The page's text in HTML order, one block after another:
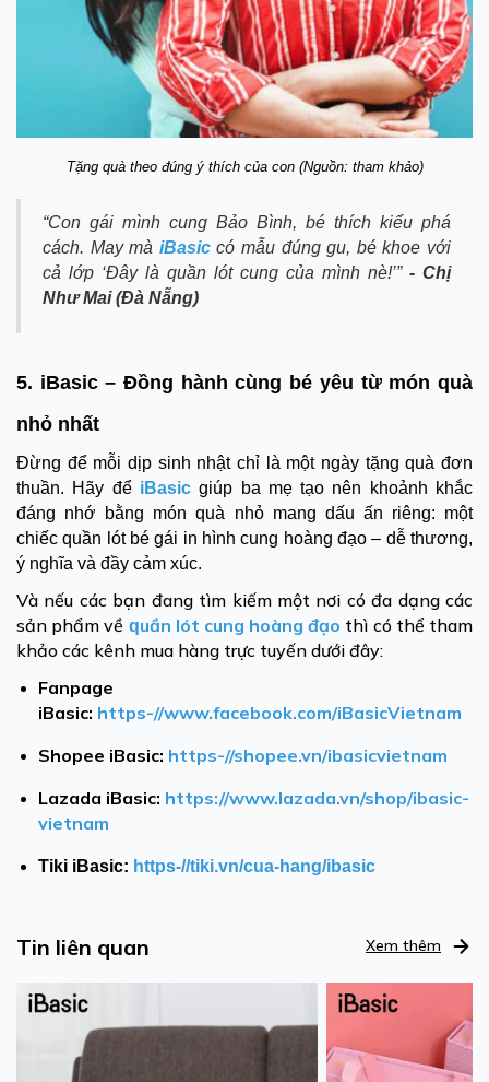
Tặng quà theo đúng ý thích của con (Nguồn: tham khảo)
“Con gái mình cung Bảo Bình, bé thích kiểu phá
cách. May mà iBasiccó mẫu đúng gu, bé khoe với
cả lớp ‘Đây là quần lót cung của mình nè!’” - Chị
Như Mai (Đà Nẵng)
5. iBasic – Đồng hành cùng bé yêu từ món quà
nhỏ nhất
Đừng để mỗi dịp sinh nhật chỉ là một ngày tặng quà đơn
thuần. Hãy để iBasicgiúp ba mẹ tạo nên khoảnh khắc
đáng nhớ bằng món quà nhỏ mang dấu ấn riêng: một
chiếc quần lót bé gái in hình cung hoàng đạo – dễ thương,
ý nghĩa và đầy cảm xúc.
Và nếu các bạn đang tìm kiếm một nơi có đa dạng các
sản phẩm về quần lót cung hoàng đạo thì có thể tham
khảo các kênh mua hàng trực tuyến dưới đây:
Fanpage
iBasic: https-//www.facebook.com/iBasicVietnam
Shopee iBasic: https-//shopee.vn/ibasicvietnam
Lazada iBasic: https://www.lazada.vn/shop/ibasic-
vietnam
Tiki iBasic: https-//tiki.vn/cua-hang/ibasic
Tin liên quan Xem thêm